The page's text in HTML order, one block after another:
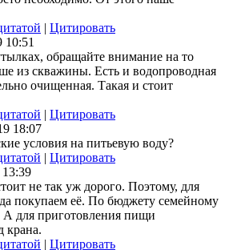
| Цитировать
10:51
обращайте внимание на то
из скважины. Есть и водопроводная
очищенная. Такая и стоит
| Цитировать
18:07
условия на питьевую воду?
| Цитировать
13:39
не так уж дорого. Поэтому, для
покупаем её. По бюджету семейному
А для приготовления пищи
крана.
| Цитировать